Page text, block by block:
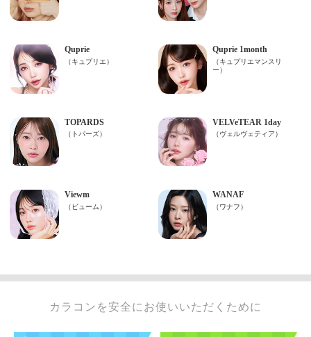
カラコンを安全にお使いいただくために